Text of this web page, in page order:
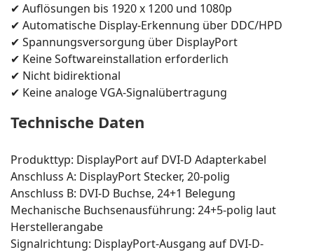
✔ Auflösungen bis 1920 x 1200 und 1080p
✔ Automatische Display-Erkennung über DDC/HPD
✔ Spannungsversorgung über DisplayPort
✔ Keine Softwareinstallation erforderlich
✔ Nicht bidirektional
✔ Keine analoge VGA-Signalübertragung
Technische Daten
Produkttyp: DisplayPort auf DVI-D Adapterkabel
Anschluss A: DisplayPort Stecker, 20-polig
Anschluss B: DVI-D Buchse, 24+1 Belegung
Mechanische Buchsenausführung: 24+5-polig laut
Herstellerangabe
Signalrichtung: DisplayPort-Ausgang auf DVI-D-